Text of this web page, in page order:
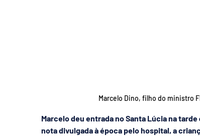
Marcelo Dino, filho do ministro
Marcelo deu entrada no Santa Lúcia na
nota divulgada à época pelo hospital, a